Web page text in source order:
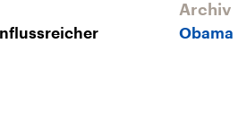
Archiv
Obama